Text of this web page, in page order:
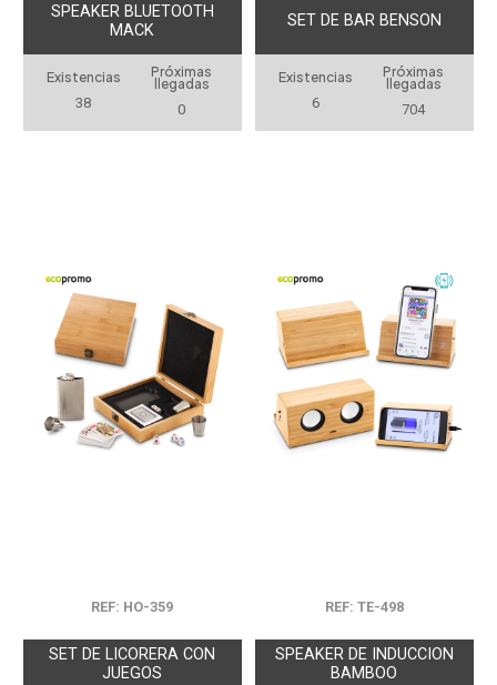
SPEAKER BLUETOOTH
MACK
Existencias
38
Próximas
llegadas
0
SET DE BAR BENSON
Existencias
6
Próximas
llegadas
704
REF: HO-359
SET DE LICORERA CON
JUEGOS
REF: TE-498
SPEAKER DE INDUCCION
BAMBOO